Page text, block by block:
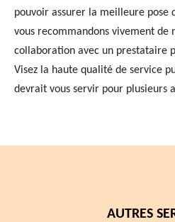
pouvoir assurer la meilleure pose
vous recommandons vivement de
collaboration avec un prestataire
Visez la haute qualité de service
devrait vous servir pour plusieurs
AUTRES